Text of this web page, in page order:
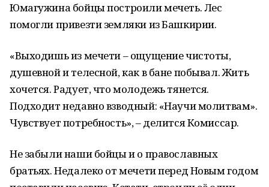
Юмагужина бойцы построили мечеть. Лес
помогли привезти земляки из Башкирии.
«Выходишь из мечети – ощущение чистоты,
душевной и телесной, как в бане побывал. Жить
хочется. Радует, что молодежь тянется.
Подходит недавно взводный: «Научи молитвам».
Чувствует потребность», – делится Комиссар.
Не забыли наши бойцы и о православных
братьях. Недалеко от мечети перед Новым годом